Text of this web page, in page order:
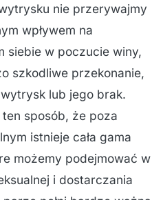
nie przerywajmy
wpływem na
siebie w poczucie winy,
szkodliwe przekonanie,
lub jego brak.
sposób, że poza
istnieje cała gama
możemy podejmować w
i dostarczania